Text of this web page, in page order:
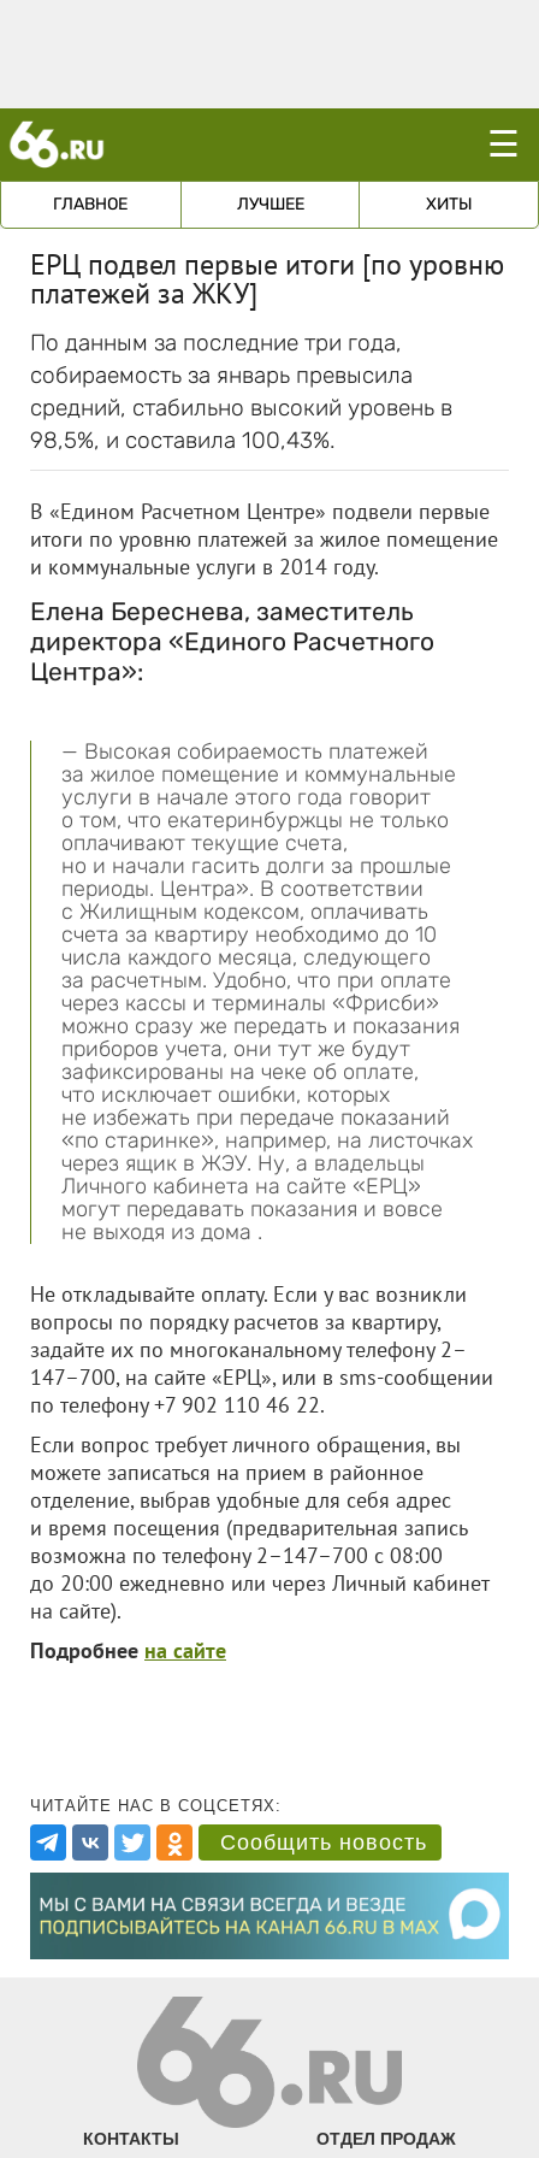
☰
ГЛАВНОЕ ЛУЧШЕЕ ХИТЫ
ЕРЦ подвел первые итоги [по уровню
платежей за ЖКУ]
По данным за последние три года,
собираемость за январь превысила
средний, стабильно высокий уровень в
98,5%, и составила 100,43%.
В «Едином Расчетном Центре» подвели первые
итоги по уровню платежей за жилое помещение
и коммунальные услуги в 2014 году.
Елена Береснева, заместитель
директора «Единого Расчетного
Центра»:
— Высокая собираемость платежей
за жилое помещение и коммунальные
услуги в начале этого года говорит
о том, что екатеринбуржцы не только
оплачивают текущие счета,
но и начали гасить долги за прошлые
периоды. Центра». В соответствии
с Жилищным кодексом, оплачивать
счета за квартиру необходимо до 10
числа каждого месяца, следующего
за расчетным. Удобно, что при оплате
через кассы и терминалы «Фрисби»
можно сразу же передать и показания
приборов учета, они тут же будут
зафиксированы на чеке об оплате,
что исключает ошибки, которых
не избежать при передаче показаний
«по старинке», например, на листочках
через ящик в ЖЭУ. Ну, а владельцы
Личного кабинета на сайте «ЕРЦ»
могут передавать показания и вовсе
не выходя из дома .
Не откладывайте оплату. Если у вас возникли
вопросы по порядку расчетов за квартиру,
задайте их по многоканальному телефону 2–
147–700, на сайте «ЕРЦ», или в sms-сообщении
по телефону +7 902 110 46 22.
Если вопрос требует личного обращения, вы
можете записаться на прием в районное
отделение, выбрав удобные для себя адрес
и время посещения (предварительная запись
возможна по телефону 2–147–700 с 08:00
до 20:00 ежедневно или через Личный кабинет
на сайте).
Подробнее на сайте
ЧИТАЙТЕ НАС В СОЦСЕТЯХ:
Сообщить новость
КОНТАКТЫ ОТДЕЛ ПРОДАЖ